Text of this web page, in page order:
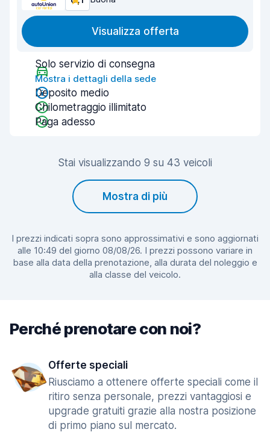
Visualizza offerta
Solo servizio di consegna
Mostra i dettagli della sede
Deposito medio
Chilometraggio illimitato
Paga adesso
Stai visualizzando 9 su 43 veicoli
Mostra di più
I prezzi indicati sopra sono approssimativi e sono aggiornati
alle 10:49 del giorno 08/08/26. I prezzi possono variare in
base alla data della prenotazione, alla durata del noleggio e
alla classe del veicolo.
Perché prenotare con noi?
Offerte speciali
Riusciamo a ottenere offerte speciali come il
ritiro senza personale, prezzi vantaggiosi e
upgrade gratuiti grazie alla nostra posizione
di primo piano sul mercato.